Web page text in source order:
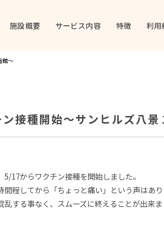
施設概要 サービス内容 特徴 利用
館～
接種開始～サンヒルズ八景
5/17からワクチン接種を開始しました。
間程してから「ちょっと痛い」という声はあり
乱する事なく、スムーズに終えることが出来ま